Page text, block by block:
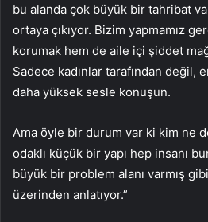
bu alanda çok büyük bir tahribat
ortaya çıkıyor. Bizim yapmamız
korumak hem de aile içi şiddet
Sadece kadınlar tarafından değil,
daha yüksek sesle konuşun.
Ama öyle bir durum var ki kim ne
odaklı küçük bir yapı hep insanı
büyük bir problem alanı varmış
üzerinden anlatıyor.”